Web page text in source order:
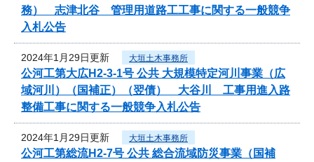
務） 志津北谷 管理用道路工工事に関する一般競争
入札公告
2024年1月29日更新 大垣土木事務所
公河工第大広H2-3-1号 公共 大規模特定河川事業（広
域河川）（国補正）（翌債） 大谷川 工事用進入路
整備工事に関する一般競争入札公告
2024年1月29日更新 大垣土木事務所
公河工第総流H2-7号 公共 総合流域防災事業（国補